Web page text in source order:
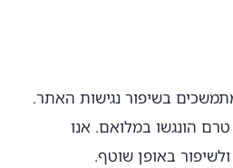
בשיפור נגישות האתר.
הונגשו במלואם. אנו
באופן שוטף.